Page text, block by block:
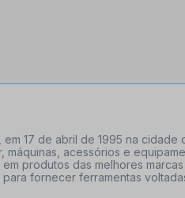
em 17 de abril de 1995 na
máquinas, acessórios e
produtos das melhores
fornecer ferramentas